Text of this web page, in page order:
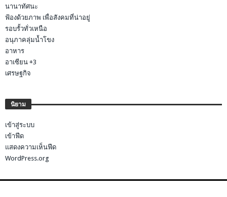
นานาทัศนะ
ฟ้องด้วยภาพ เพื่อสังคมที่น่าอยู่
รอบรั้วทั่วเหนือ
อนุภาคลุ่มน้ำโขง
อาหาร
อาเซียน +3
เศรษฐกิจ
นิยาม
เข้าสู่ระบบ
เข้าฟีด
แสดงความเห็นฟีด
WordPress.org